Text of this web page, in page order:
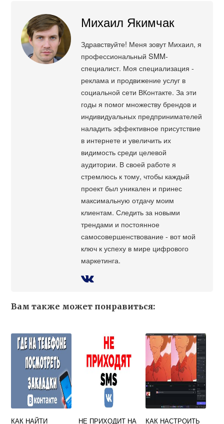
Михаил Якимчак
Здравствуйте! Меня зовут Михаил, я
профессиональный SMM-
специалист. Моя специализация -
реклама и продвижение услуг в
социальной сети ВКонтакте. За эти
годы я помог множеству брендов и
индивидуальных предпринимателей
наладить эффективное присутствие
в интернете и увеличить их
видимость среди целевой
аудитории. В своей работе я
стремлюсь к тому, чтобы каждый
проект был уникален и принес
максимальную отдачу моим
клиентам. Следить за новыми
трендами и постоянное
самосовершенствование - вот мой
ключ к успеху в мире цифрового
маркетинга.
Вам также может понравиться:
КАК НАЙТИ НЕ ПРИХОДИТ НА КАК НАСТРОИТЬ